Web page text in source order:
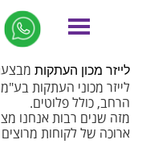
דף הבית
לייזר מכון העתקות
לייזר מכוני העתקות
הרחב, כולל פלוטים.
מזה שנים רבות אנחנו
ארוכה של לקוחות